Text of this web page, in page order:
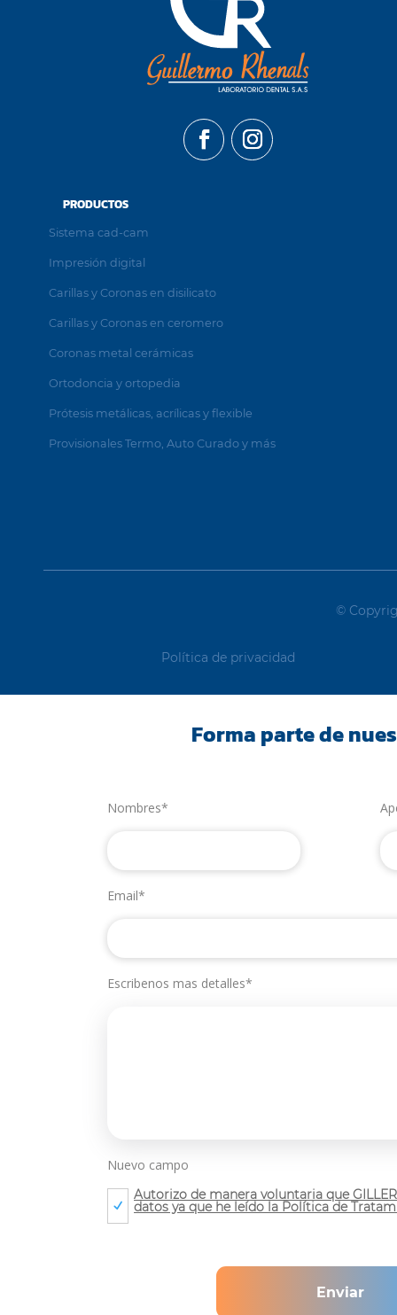
PRODUCTOS
Sistema cad-cam
Impresión digital
Carillas y Coronas en disilicato
Carillas y Coronas en ceromero
Coronas metal cerámicas
Ortodoncia y ortopedia
Prótesis metálicas, acrílicas y flexible
Provisionales Termo, Auto Curado y más
©
Política de privacidad
Forma parte de
Nombres*
Email*
Escribenos mas detalles*
Nuevo campo
Autorizo de manera voluntaria que
datos ya que he leído la Política de
Enviar